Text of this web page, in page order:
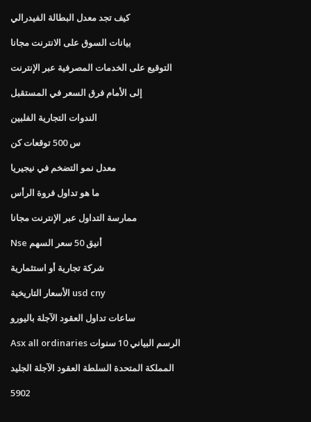
كيف تجد معدل البطالة الفيدرالي
بيانات السوق على الانترنت مجانا
التوقيع على الخدمات المصرفية عبر الإنترنت
إلى الأمام فرق السعر في المستقبل
الندوات التجارية الفلبين
س 500 توقعات كن
معدل نمو التضخم في نيجيريا
ما هو تداول فروة الرأس
ممارسة التداول عبر الإنترنت مجانا
Nse أنيق 50 سعر السهم
شركة تجارية أو استثمارية
الأسعار التاريخية usd cny
ساعات تداول العقود الآجلة باليورو
Asx all ordinaries الرسم البياني 10 سنوات
المملكة المتحدة السلطة العقود الآجلة الجليد
5902